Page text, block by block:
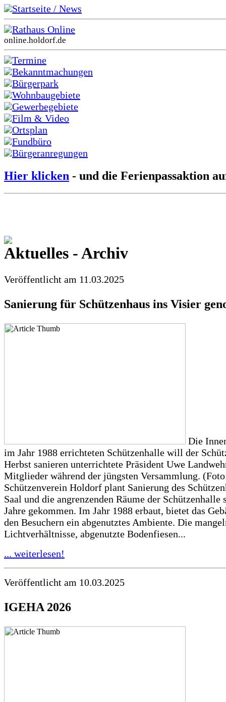
Startseite / News
Rathaus Online
online.holdorf.de
Termine
Bekanntmachungen
Bürgerpark
Wohnbaugebiete
Gewerbegebiete
Film & Video
Ortsplan
Fundbüro
Bürgeranregungen
Hier klicken - und die Ferienpassaktion
Aktuelles - Archiv
Veröffentlicht am 11.03.2025
Sanierung für Schützenhaus ins Visier
Die
im Jahr 1988 errichteten Schützenhalle will der
Herbst sanieren unterrichtete Präsident Uwe
Mitglieder während der jüngsten Versammlung.
Schützenverein Holdorf plant Sanierung des
Saal und die angrenzenden Räume der Schützenhalle
Jahre gekommen. Im Jahr 1988 erbaut, bietet das
den Besuchern ein abgenutztes Ambiente. Die
Lichtverhältnisse, abgenutzte Bodenfiesen...
... weiterlesen!
Veröffentlicht am 10.03.2025
IGEHA 2026